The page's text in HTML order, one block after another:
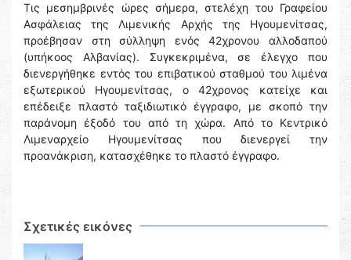
Τις μεσημβρινές ώρες σήμερα, στελέχη του Γραφείου
Ασφάλειας της Λιμενικής Αρχής της Ηγουμενίτσας,
προέβησαν στη σύλληψη ενός 42χρονου αλλοδαπού
(υπήκοος Αλβανίας). Συγκεκριμένα, σε έλεγχο που
διενεργήθηκε εντός του επιβατικού σταθμού του λιμένα
εξωτερικού Ηγουμενίτσας, ο 42χρονος κατείχε και
επέδειξε πλαστό ταξιδιωτικό έγγραφο, με σκοπό την
παράνομη έξοδό του από τη χώρα. Από το Κεντρικό
Λιμεναρχείο Ηγουμενίτσας που διενεργεί την
προανάκριση, κατασχέθηκε το πλαστό έγγραφο.
Σχετικές εικόνες